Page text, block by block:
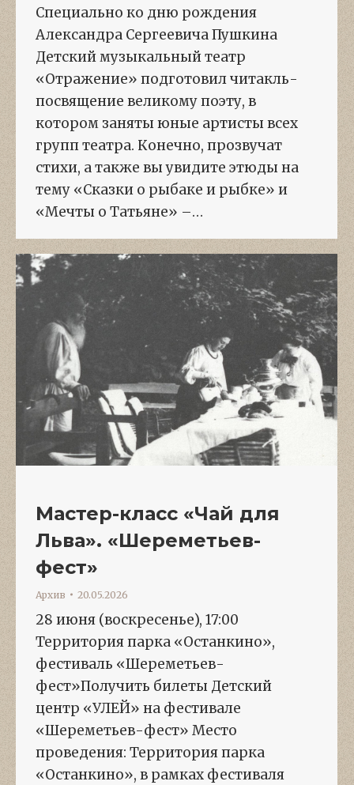
Специально ко дню рождения
Александра Сергеевича Пушкина
Детский музыкальный театр
«Отражение» подготовил читакль-
посвящение великому поэту, в
котором заняты юные артисты всех
групп театра. Конечно, прозвучат
стихи, а также вы увидите этюды на
тему «Сказки о рыбаке и рыбке» и
«Мечты о Татьяне» –…
Мастер-класс «Чай для
Льва». «Шереметьев-
фест»
Архив 20.05.2026
28 июня (воскресенье), 17:00
Территория парка «Останкино»,
фестиваль «Шереметьев-
фест»Получить билеты Детский
центр «УЛЕЙ» на фестивале
«Шереметьев-фест» Место
проведения: Территория парка
«Останкино», в рамках фестиваля